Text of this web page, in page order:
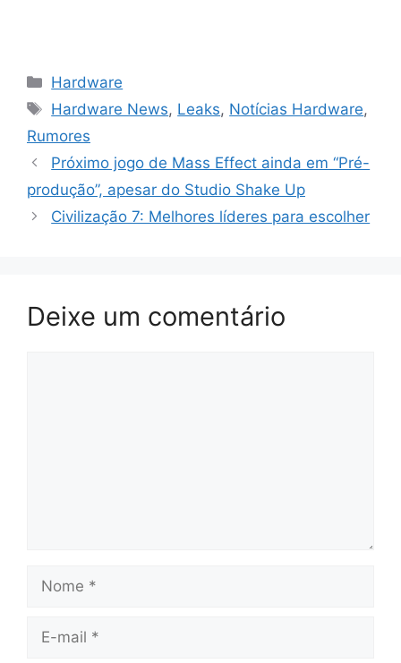
Categorias
Hardware
Tags
Hardware News, Leaks, Notícias Hardware,
Rumores
Próximo jogo de Mass Effect ainda em “Pré-
produção”, apesar do Studio Shake Up
Civilização 7: Melhores líderes para escolher
Deixe um comentário
mail